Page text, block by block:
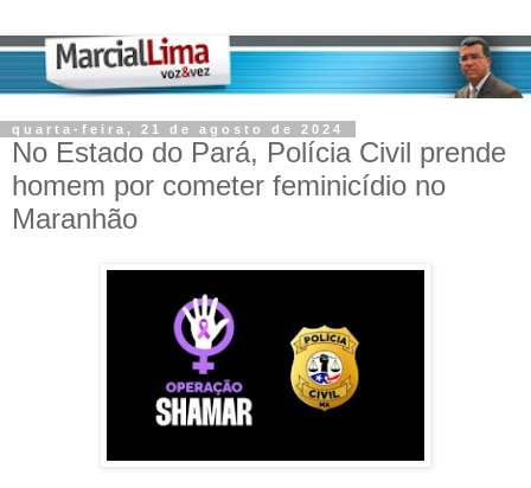
quarta-feira, 21 de agosto de 2024
No Estado do Pará, Polícia Civil prende
homem por cometer feminicídio no
Maranhão